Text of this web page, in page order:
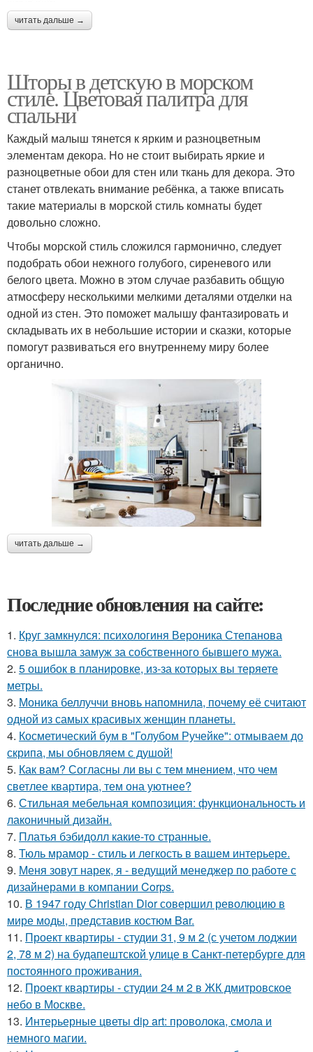
читать дальше →
Шторы в детскую в морском
стиле. Цветовая палитра для
спальни
Каждый малыш тянется к ярким и разноцветным
элементам декора. Но не стоит выбирать яркие и
разноцветные обои для стен или ткань для декора. Это
станет отвлекать внимание ребёнка, а также вписать
такие материалы в морской стиль комнаты будет
довольно сложно.
Чтобы морской стиль сложился гармонично, следует
подобрать обои нежного голубого, сиреневого или
белого цвета. Можно в этом случае разбавить общую
атмосферу несколькими мелкими деталями отделки на
одной из стен. Это поможет малышу фантазировать и
складывать их в небольшие истории и сказки, которые
помогут развиваться его внутреннему миру более
органично.
читать дальше →
Последние обновления на сайте:
1. Круг замкнулся: психологиня Вероника Степанова
снова вышла замуж за собственного бывшего мужа.
2. 5 ошибок в планировке, из-за которых вы теряете
метры.
3. Моника беллуччи вновь напомнила, почему её считают
одной из самых красивых женщин планеты.
4. Косметический бум в "Голубом Ручейке": отмываем до
скрипа, мы обновляем с душой!
5. Как вам? Согласны ли вы с тем мнением, что чем
светлее квартира, тем она уютнее?
6. Стильная мебельная композиция: функциональность и
лаконичный дизайн.
7. Платья бэбидолл какие-то странные.
8. Тюль мрамор - стиль и лeгкость в вашем интерьере.
9. Меня зовут нарек, я - ведущий менеджер по работе с
дизайнерами в компании Corps.
10. В 1947 году Christian Dior совершил революцию в
мире моды, представив костюм Bar.
11. Проект квартиры - студии 31, 9 м 2 (с учетом лоджии
2, 78 м 2) на будапештской улице в Санкт-петербурге для
постоянного проживания.
12. Проект квартиры - студии 24 м 2 в ЖК дмитровское
небо в Москве.
13. Интерьерные цветы dip art: проволока, смола и
немного магии.